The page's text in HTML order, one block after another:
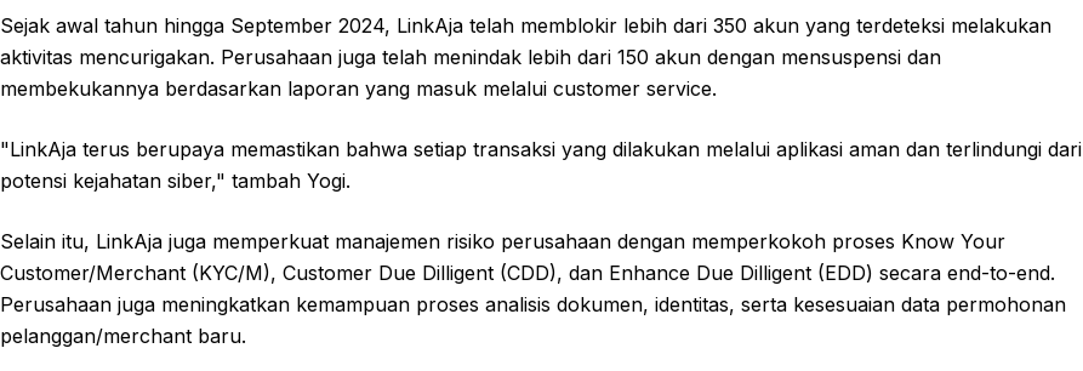
Sejak awal tahun hingga September 2024, LinkAja telah memblokir lebih dari 350 akun yang terdeteksi melakukan
aktivitas mencurigakan. Perusahaan juga telah menindak lebih dari 150 akun dengan mensuspensi dan
membekukannya berdasarkan laporan yang masuk melalui customer service.
"LinkAja terus berupaya memastikan bahwa setiap transaksi yang dilakukan melalui aplikasi aman dan terlindungi dari
potensi kejahatan siber," tambah Yogi.
Selain itu, LinkAja juga memperkuat manajemen risiko perusahaan dengan memperkokoh proses Know Your
Customer/Merchant (KYC/M), Customer Due Dilligent (CDD), dan Enhance Due Dilligent (EDD) secara end-to-end.
Perusahaan juga meningkatkan kemampuan proses analisis dokumen, identitas, serta kesesuaian data permohonan
pelanggan/merchant baru.